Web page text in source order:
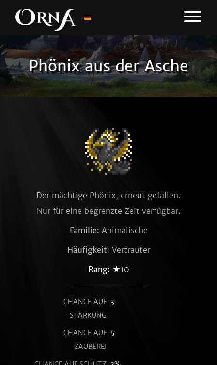
Phönix aus der Asche
Der mächtige Phönix, erneut gefallen.
Nur für eine begrenzte Zeit verfügbar.
Familie: Animalische
Häufigkeit: Vertrauter
Rang: ★10
CHANCE AUF
STÄRKUNG
3
CHANCE AUF
ZAUBEREI
5